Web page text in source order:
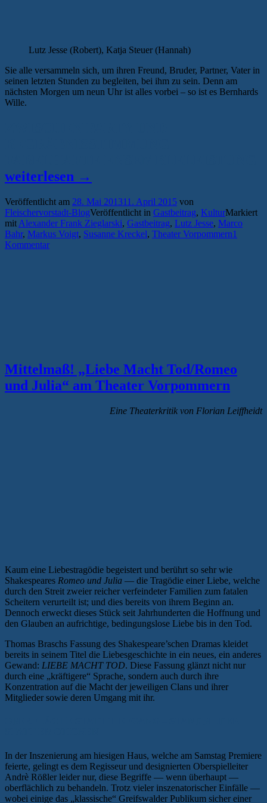
Lutz Jesse (Robert), Katja Steuer (Hannah)
Sie alle versammeln sich, um ihren Freund, Bruder, Partner, Vater in
seinen letzten Stunden zu begleiten, bei ihm zu sein. Denn am
nächsten Morgen um neun Uhr ist alles vorbei – so ist es Bernhards
Wille.
weiterlesen →
Veröffentlicht am 28. Mai 201311. April 2015 von
Fleischervorstadt-BlogVeröffentlicht in Gastbeitrag, KulturMarkiert
mit Alexander Frank Zieglarski, Gastbeitrag, Lutz Jesse, Marco
Bahr, Markus Voigt, Susanne Kreckel, Theater Vorpommern1
Kommentar
Mittelmaß! „Liebe Macht Tod/Romeo
und Julia“ am Theater Vorpommern
Eine Theaterkritik von Florian Leiffheidt
Kaum eine Liebestragödie begeistert und berührt so sehr wie
Shakespeares Romeo und Julia — die Tragödie einer Liebe, welche
durch den Streit zweier reicher verfeindeter Familien zum fatalen
Scheitern verurteilt ist; und dies bereits von ihrem Beginn an.
Dennoch erweckt dieses Stück seit Jahrhunderten die Hoffnung und
den Glauben an aufrichtige, bedingungslose Liebe bis in den Tod.
Thomas Braschs Fassung des Shakespeare’schen Dramas kleidet
bereits in seinem Titel die Liebesgeschichte in ein neues, ein anderes
Gewand: LIEBE MACHT TOD. Diese Fassung glänzt nicht nur
durch eine „kräftigere“ Sprache, sondern auch durch ihre
Konzentration auf die Macht der jeweiligen Clans und ihrer
Mitglieder sowie deren Umgang mit ihr.
In der Inszenierung am hiesigen Haus, welche am Samstag Premiere
feierte, gelingt es dem Regisseur und designierten Oberspielleiter
Andrè Rößler leider nur, diese Begriffe — wenn überhaupt —
oberflächlich zu behandeln. Trotz vieler inszenatorischer Einfälle —
wobei einige das „klassische“ Greifswalder Publikum sicher einer